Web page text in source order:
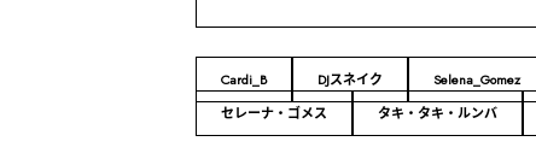
Cardi_B DJスネイク Selena_Gomez
セレーナ・ゴメス
タキ・タキ・ルンバ